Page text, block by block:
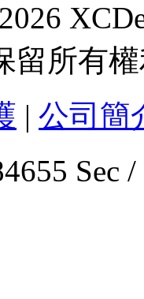
留所有權
| 公司簡
Sec